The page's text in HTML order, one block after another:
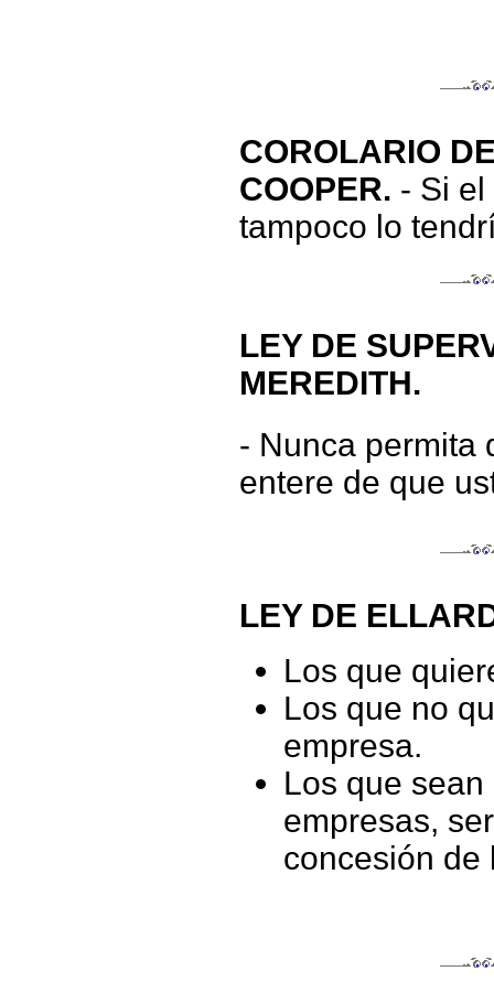
COROLARIO
COOPER. - Si
tampoco lo
LEY DE
MEREDITH.
- Nunca permita
entere de que
LEY DE
Los que
Los que no
empresa.
Los que
empresas,
concesión de